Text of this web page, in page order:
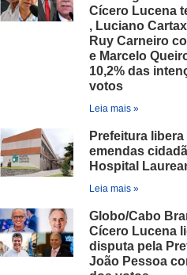
Cícero Lucena
, Luciano
Ruy Carneiro
e Marcelo
10,2% das
votos
Leia mais »
Prefeitura
emendas
Hospital
Leia mais »
Globo/Cabo
Cícero Lucena
disputa pela
João Pessoa